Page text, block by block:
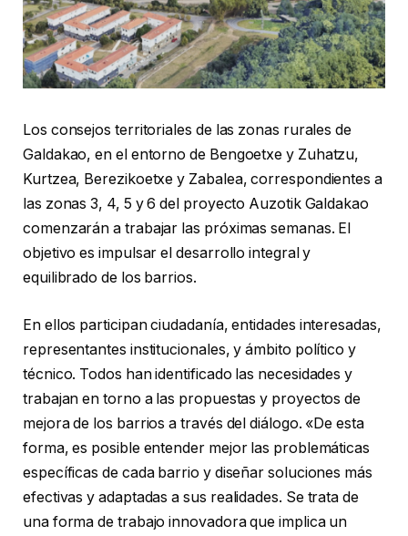
Los consejos territoriales de las zonas rurales de
Galdakao, en el entorno de Bengoetxe y Zuhatzu,
Kurtzea, Berezikoetxe y Zabalea, correspondientes a
las zonas 3, 4, 5 y 6 del proyecto Auzotik Galdakao
comenzarán a trabajar las próximas semanas. El
objetivo es impulsar el desarrollo integral y
equilibrado de los barrios.
En ellos participan ciudadanía, entidades interesadas,
representantes institucionales, y ámbito político y
técnico. Todos han identificado las necesidades y
trabajan en torno a las propuestas y proyectos de
mejora de los barrios a través del diálogo. «De esta
forma, es posible entender mejor las problemáticas
específicas de cada barrio y diseñar soluciones más
efectivas y adaptadas a sus realidades. Se trata de
una forma de trabajo innovadora que implica un